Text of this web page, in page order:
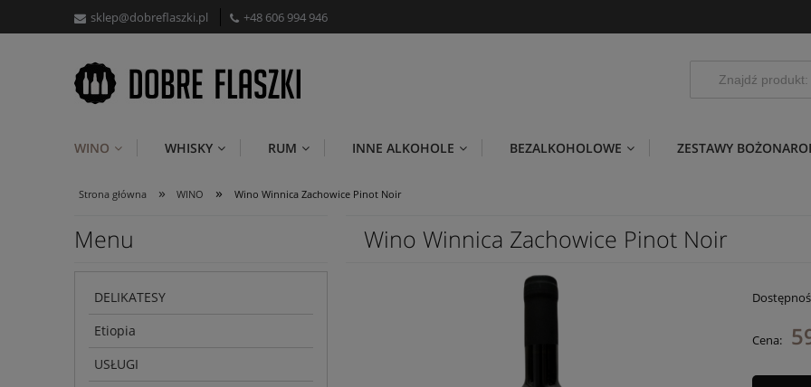
sklep@dobreflaszki.pl +48 606 994 946
WINO WHISKY RUM INNE ALKOHOLE BEZALKOHOLOWE ZESTAWY
Strona główna » WINO » Wino Winnica Zachowice Pinot Noir
Menu
DELIKATESY
Etiopia
USŁUGI
Wino Winnica Zachowice Pinot Noir
Cena: